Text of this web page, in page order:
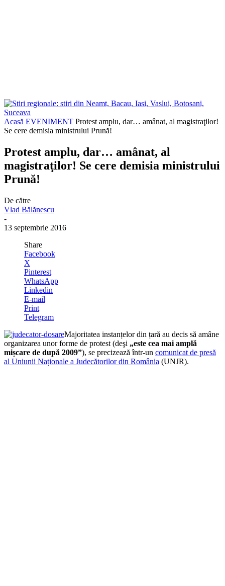
Acasă EVENIMENT Protest amplu, dar… amânat, al magistraţilor!
Se cere demisia ministrului Prună!
Protest amplu, dar… amânat, al
magistraţilor! Se cere demisia ministrului
Prună!
De către
Vlad Bălănescu
-
13 septembrie 2016
Share
Facebook
X
Pinterest
WhatsApp
Linkedin
E-mail
Print
Telegram
Majoritatea instanțelor din țară au decis să amâne
organizarea unor forme de protest (deşi „este cea mai amplă
mișcare de după 2009”), se precizează într-un comunicat de presă
al Uniunii Naționale a Judecătorilor din România (UNJR).